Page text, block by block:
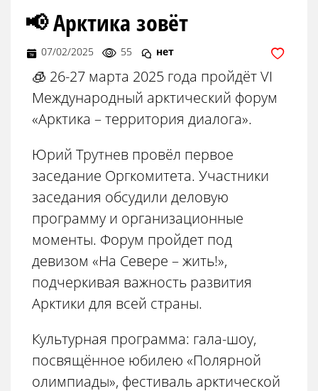
📢 Арктика зовёт
07/02/2025 55 нет
🧊 26-27 марта 2025 года пройдёт VI
Международный арктический форум
«Арктика – территория диалога».
Юрий Трутнев провёл первое
заседание Оргкомитета. Участники
заседания обсудили деловую
программу и организационные
моменты. Форум пройдет под
девизом «На Севере – жить!»,
подчеркивая важность развития
Арктики для всей страны.
Культурная программа: гала-шоу,
посвящённое юбилею «Полярной
олимпиады», фестиваль арктической